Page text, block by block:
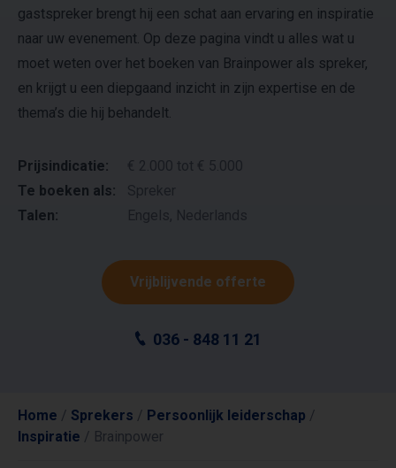
gastspreker brengt hij een schat aan ervaring en inspiratie
naar uw evenement. Op deze pagina vindt u alles wat u
moet weten over het boeken van Brainpower als spreker,
en krijgt u een diepgaand inzicht in zijn expertise en de
thema’s die hij behandelt.
Prijsindicatie:
€ 2.000 tot € 5.000
Te boeken als:
Spreker
Talen:
Vrijblijvende offerte
036 - 848 11 21
Home / Sprekers / Persoonlijk leiderschap /
Inspiratie / Brainpower